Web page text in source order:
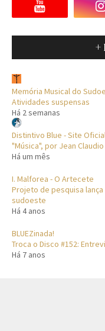
+
Memória Musical do
Atividades suspensas
Há 2 semanas
Distintivo Blue - Site
"Música", por Jean Claudio
Há um mês
I. Malforea - O Artecete
Projeto de pesquisa
sudoeste
Há 4 anos
BLUEZinada!
Troca o Disco #152:
Há 7 anos